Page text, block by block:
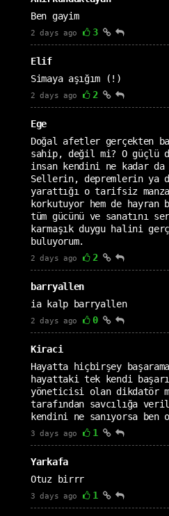
Ben gayim
2 days ago 3
Elif
Simaya aşığım (!)
2 days ago 2
Ege
Doğal afetler gerçekten
sahip, değil mi? O güçlü
insan kendini ne kadar
Sellerin, depremlerin ya
yarattığı o tarifsiz
korkutuyor hem de hayran
tüm gücünü ve sanatını
karmaşık duygu halini
buluyorum.
2 days ago 2
barryallen
ia kalp barryallen
2 days ago 0
Kiraci
Hayatta hiçbirşey
hayattaki tek kendi
yöneticisi olan dikdatör
tarafından savcılığa
kendini ne sanıyorsa
3 days ago 1
Yarkafa
Otuz birrr
3 days ago 1